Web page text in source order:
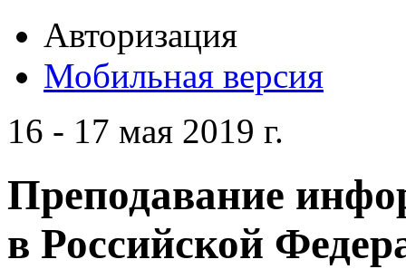
Авторизация
Мобильная версия
16 - 17 мая 2019 г.
Преподавание
в Российской